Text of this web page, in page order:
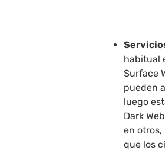
habitual
Surface
pueden
luego
Dark
en
que los